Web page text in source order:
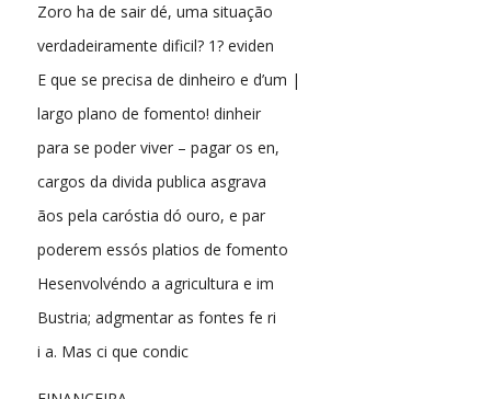
Zoro ha de sair dé, uma situação
verdadeiramente dificil? 1? eviden
E que se precisa de dinheiro e d’um |
largo plano de fomento! dinheir
para se poder viver – pagar os en,
cargos da divida publica asgrava
ãos pela caróstia dó ouro, e par
poderem essós platios de fomento
Hesenvolvéndo a agricultura e im
Bustria; adgmentar as fontes fe ri
i a. Mas ci que condic